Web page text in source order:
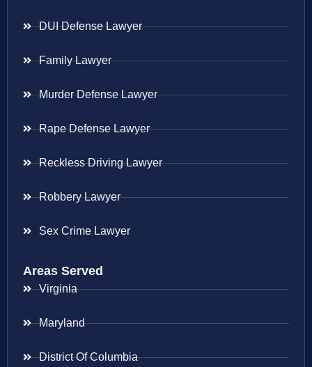
DUI Defense Lawyer
Family Lawyer
Murder Defense Lawyer
Rape Defense Lawyer
Reckless Driving Lawyer
Robbery Lawyer
Sex Crime Lawyer
Areas Served
Virginia
Maryland
District Of Columbia